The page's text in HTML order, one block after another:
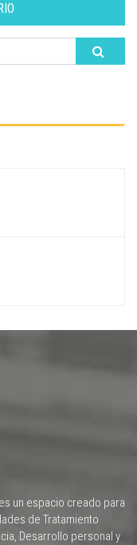
un espacio creado para
de Tratamiento
Desarrollo personal y